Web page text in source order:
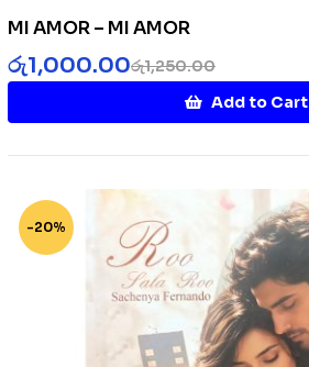
MI AMOR – MI AMOR
රු1,250.00
රු1,000.00
Add to Cart
-20%